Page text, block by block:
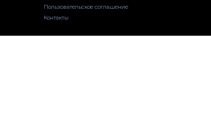
Пользовательское соглашение
Контакты